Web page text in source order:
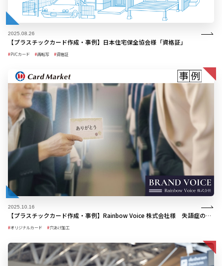
2025.08.26
【プラスチックカード作成・事例】日本住宅保全協会様「資格証」
PVCカード 再転写 資格証
2025.10.16
【プラスチックカード作成・事例】Rainbow Voice 株式会社様 失語症の方のためのサンクスカード製作
オリジナルカード 穴あけ加工